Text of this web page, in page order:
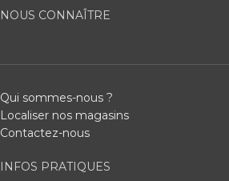
NOUS CONNAÎTRE
Qui sommes-nous ?
Localiser nos magasins
Contactez-nous
INFOS PRATIQUES